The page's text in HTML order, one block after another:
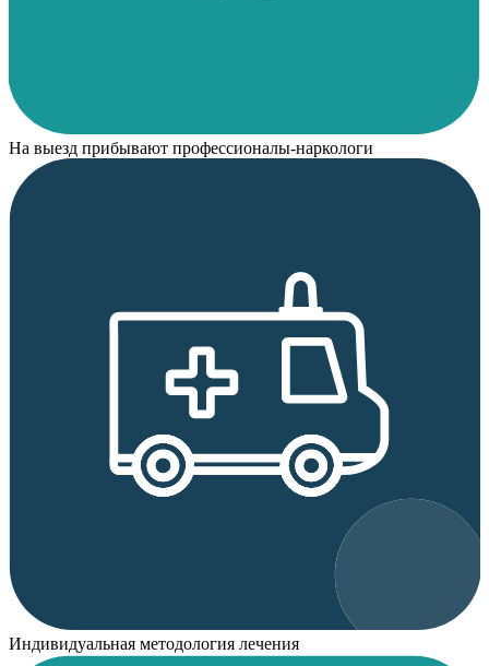
На выезд прибывают профессионалы-наркологи
Индивидуальная методология лечения